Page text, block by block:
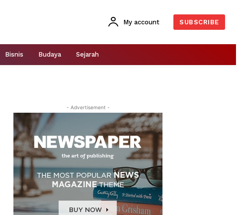
My account SUBSCRIBE
Bisnis Budaya Sejarah
- Advertisement -